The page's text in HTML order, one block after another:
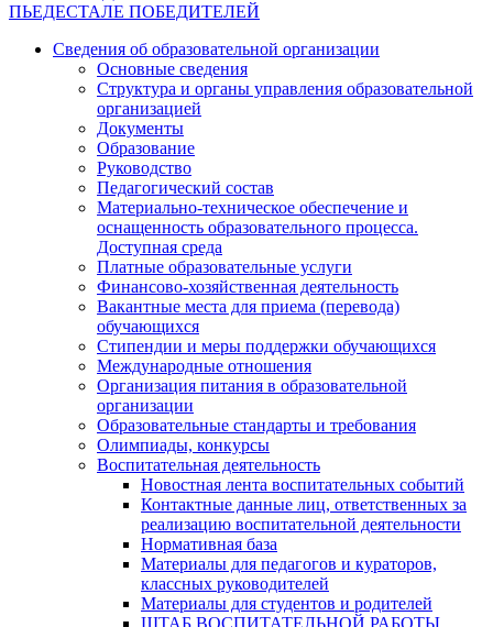
ПЬЕДЕСТАЛЕ ПОБЕДИТЕЛЕЙ
Сведения об образовательной организации
Основные сведения
Структура и органы управления образовательной
организацией
Документы
Образование
Руководство
Педагогический состав
Материально-техническое обеспечение и
оснащенность образовательного процесса.
Доступная среда
Платные образовательные услуги
Финансово-хозяйственная деятельность
Вакантные места для приема (перевода)
обучающихся
Стипендии и меры поддержки обучающихся
Международные отношения
Организация питания в образовательной
организации
Образовательные стандарты и требования
Олимпиады, конкурсы
Воспитательная деятельность
Новостная лента воспитательных событий
Контактные данные лиц, ответственных за
реализацию воспитательной деятельности
Нормативная база
Материалы для педагогов и кураторов,
классных руководителей
Материалы для студентов и родителей
ШТАБ ВОСПИТАТЕЛЬНОЙ РАБОТЫ